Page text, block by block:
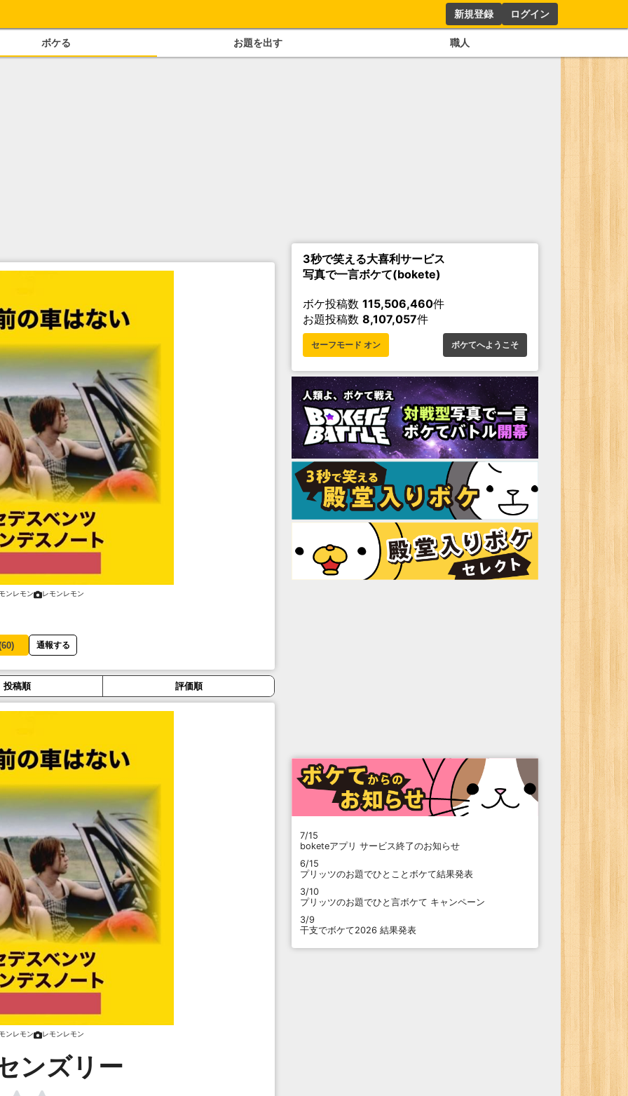
新規登録 ログイン
ボケる お題を出す 職人
ンレモン レモンレモン
60) 通報する
投稿順 評価順
ンレモン レモンレモン
ンズリー
3秒で笑える大喜利サービス
写真で一言ボケて(bokete)
ボケ投稿数 115,506,460件
お題投稿数 8,107,057件
セーフモード オン ボケてへようこそ
7/15
boketeアプリ サービス終了のお知らせ
6/15
プリッツのお題でひとことボケて結果発表
3/10
プリッツのお題でひと言ボケて キャンペーン
3/9
干支でボケて2026 結果発表